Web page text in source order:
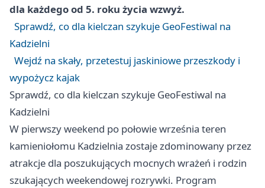
dla każdego od 5. roku życia wzwyż.
Sprawdź, co dla kielczan szykuje GeoFestiwal na
Kadzielni
Wejdź na skały, przetestuj jaskiniowe przeszkody i
wypożycz kajak
Sprawdź, co dla kielczan szykuje GeoFestiwal na
Kadzielni
W pierwszy weekend po połowie września teren
kamieniołomu Kadzielnia zostaje zdominowany przez
atrakcje dla poszukujących mocnych wrażeń i rodzin
szukających weekendowej rozrywki. Program